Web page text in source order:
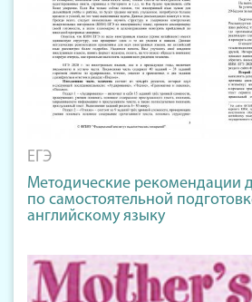
ЕГЭ
Методические рекомендации
по самостоятельной
английскому языку